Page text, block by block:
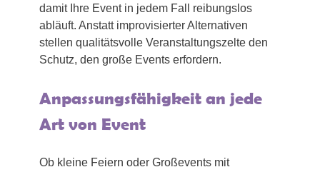
damit Ihre Event in jedem Fall reibungslos
abläuft. Anstatt improvisierter Alternativen
stellen qualitätsvolle Veranstaltungszelte den
Schutz, den große Events erfordern.
Anpassungsfähigkeit an jede
Art von Event
Ob kleine Feiern oder Großevents mit